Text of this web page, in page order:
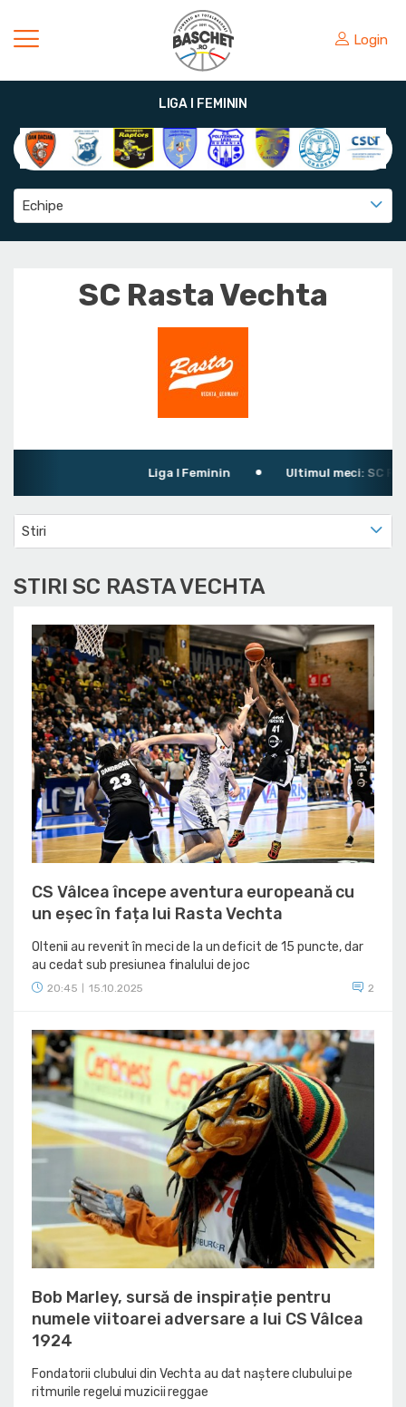
Login
LIGA I FEMININ
Echipe
SC Rasta Vechta
Liga I Feminin Ultimul meci: SC
Stiri
STIRI SC RASTA VECHTA
CS Vâlcea începe aventura europeană cu
un eșec în fața lui Rasta Vechta
Oltenii au revenit în meci de la un deficit de 15 puncte, dar
au cedat sub presiunea finalului de joc
20:45 15.10.2025 2
Bob Marley, sursă de inspirație pentru
numele viitoarei adversare a lui CS Vâlcea
1924
Fondatorii clubului din Vechta au dat naștere clubului pe
ritmurile regelui muzicii reggae